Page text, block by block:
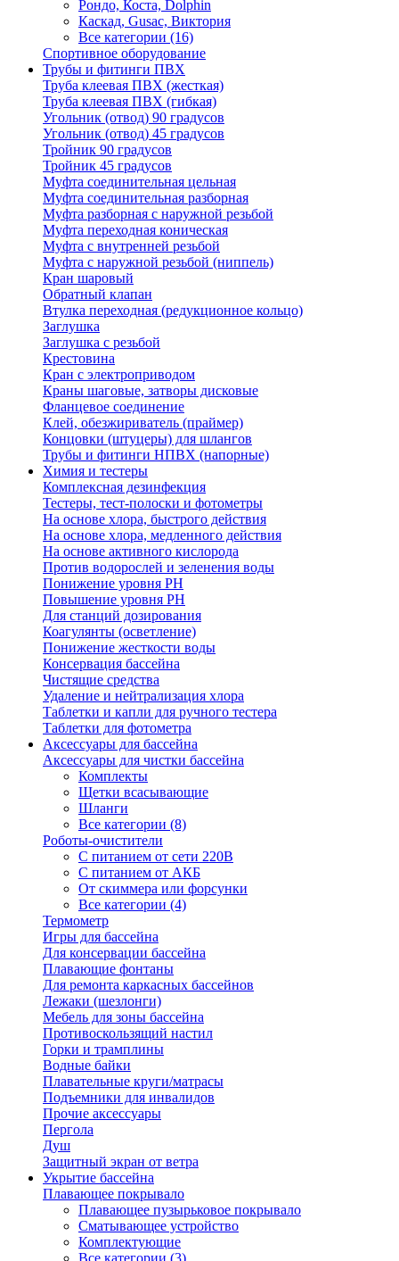
Рондо, Коста, Dolphin
Каскад, Gusac, Виктория
Все категории (16)
Спортивное оборудование
Трубы и фитинги ПВХ
Труба клеевая ПВХ (жесткая)
Труба клеевая ПВХ (гибкая)
Угольник (отвод) 90 градусов
Угольник (отвод) 45 градусов
Тройник 90 градусов
Тройник 45 градусов
Муфта соединительная цельная
Муфта соединительная разборная
Муфта разборная с наружной резьбой
Муфта переходная коническая
Муфта с внутренней резьбой
Муфта с наружной резьбой (ниппель)
Кран шаровый
Обратный клапан
Втулка переходная (редукционное кольцо)
Заглушка
Заглушка с резьбой
Крестовина
Кран с электроприводом
Краны шаговые, затворы дисковые
Фланцевое соединение
Клей, обезжириватель (праймер)
Концовки (штуцеры) для шлангов
Трубы и фитинги НПВХ (напорные)
Химия и тестеры
Комплексная дезинфекция
Тестеры, тест-полоски и фотометры
На основе хлора, быстрого действия
На основе хлора, медленного действия
На основе активного кислорода
Против водорослей и зеленения воды
Понижение уровня РН
Повышение уровня РН
Для станций дозирования
Коагулянты (осветление)
Понижение жесткости воды
Консервация бассейна
Чистящие средства
Удаление и нейтрализация хлора
Таблетки и капли для ручного тестера
Таблетки для фотометра
Аксессуары для бассейна
Аксессуары для чистки бассейна
Комплекты
Щетки всасывающие
Шланги
Все категории (8)
Роботы-очистители
С питанием от сети 220В
С питанием от АКБ
От скиммера или форсунки
Все категории (4)
Термометр
Игры для бассейна
Для консервации бассейна
Плавающие фонтаны
Для ремонта каркасных бассейнов
Лежаки (шезлонги)
Мебель для зоны бассейна
Противоскользящий настил
Горки и трамплины
Водные байки
Плавательные круги/матрасы
Подъемники для инвалидов
Прочие аксессуары
Пергола
Душ
Защитный экран от ветра
Укрытие бассейна
Плавающее покрывало
Плавающее пузырьковое покрывало
Сматывающее устройство
Комплектующие
Все категории (3)